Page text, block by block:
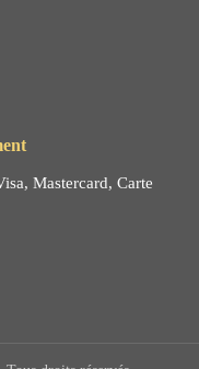
Mastercard, Carte